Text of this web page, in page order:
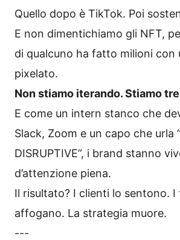
Quello dopo è TikTok. Poi
E non dimentichiamo gli NFT,
di qualcuno ha fatto milioni con
pixelato.
Non stiamo iterando. Stiamo
E come un intern stanco che
Slack, Zoom e un capo che urla
DISRUPTIVE”, i brand stanno
d’attenzione piena.
Il risultato? I clienti lo sentono. I
affogano. La strategia muore.
---